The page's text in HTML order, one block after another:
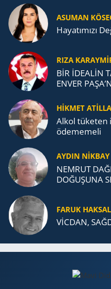
ASUMAN
Ha­ya­tı­mı­zı
RIZA
BİR İDEALİN
ENVER
HİKMET ATİLLA
Alkol tü­ke­ten
öde­me­me­li
AYDIN NİKBAY
NEMRUT
DOĞUŞUNA
FARUK HAKSAL
VİCDAN,